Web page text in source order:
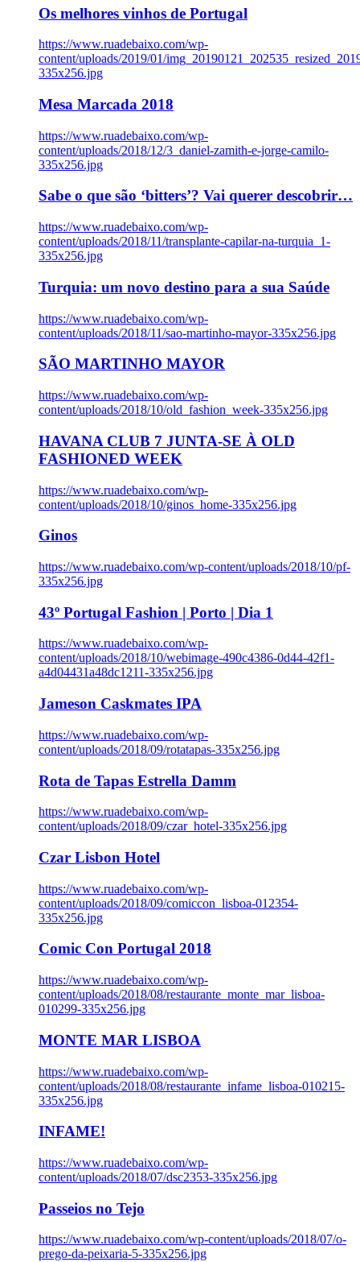
Os melhores vinhos de Portugal
https://www.ruadebaixo.com/wp-
content/uploads/2019/01/
335x256.jpg
Mesa Marcada 2018
https://www.ruadebaixo.com/wp-
content/uploads/2018/12/3_daniel-zamith-e-jorge-camilo-
335x256.jpg
Sabe o que são ‘bitters’? Vai querer descobrir…
https://www.ruadebaixo.com/wp-
content/uploads/2018/11/transplante-capilar-na-turquia_1-
335x256.jpg
Turquia: um novo destino para a sua Saúde
https://www.ruadebaixo.com/wp-
content/uploads/2018/11/sao-martinho-mayor-335x256.jpg
SÃO MARTINHO MAYOR
https://www.ruadebaixo.com/wp-
content/uploads/2018/10/old_fashion_week-335x256.jpg
HAVANA CLUB 7 JUNTA-SE À OLD
FASHIONED WEEK
https://www.ruadebaixo.com/wp-
content/uploads/2018/10/ginos_home-335x256.jpg
Ginos
https://www.ruadebaixo.com/wp-content/uploads/2018/10/pf-
335x256.jpg
43º Portugal Fashion | Porto | Dia 1
https://www.ruadebaixo.com/wp-
content/uploads/2018/10/webimage-490c4386-0d44-42f1-
a4d04431a48dc1211-335x256.jpg
Jameson Caskmates IPA
https://www.ruadebaixo.com/wp-
content/uploads/2018/09/rotatapas-335x256.jpg
Rota de Tapas Estrella Damm
https://www.ruadebaixo.com/wp-
content/uploads/2018/09/czar_hotel-335x256.jpg
Czar Lisbon Hotel
https://www.ruadebaixo.com/wp-
content/uploads/2018/09/comiccon_lisboa-012354-
335x256.jpg
Comic Con Portugal 2018
https://www.ruadebaixo.com/wp-
content/uploads/2018/08/restaurante_monte_mar_lisboa-
010299-335x256.jpg
MONTE MAR LISBOA
https://www.ruadebaixo.com/wp-
content/uploads/2018/08/restaurante_infame_lisboa-010215-
335x256.jpg
INFAME!
https://www.ruadebaixo.com/wp-
content/uploads/2018/07/dsc2353-335x256.jpg
Passeios no Tejo
https://www.ruadebaixo.com/wp-content/uploads/2018/07/o-
prego-da-peixaria-5-335x256.jpg